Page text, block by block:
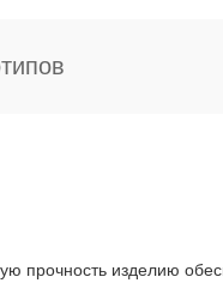
прочность изделию